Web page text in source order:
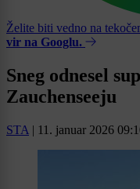
Želite biti vedno na
vir na Googlu.
Sneg odnesel
Zauchenseeju
STA | 11. januar 2026